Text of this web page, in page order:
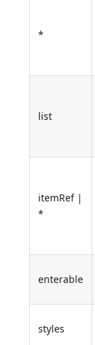
*
list
itemRef |
*
enterable
styles